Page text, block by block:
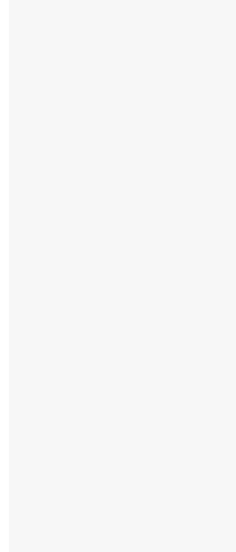
namun juga santun secara
sekolah, orang tua, dan
Salah satu pengisi acara,
mengaku mendapatkan
mengikuti rangkaian
"Tak hanya memperkuat
melihat dan merasakan
ekonomi warga Desa
menjalankan aktivitas
akan rezeki yang diberikan